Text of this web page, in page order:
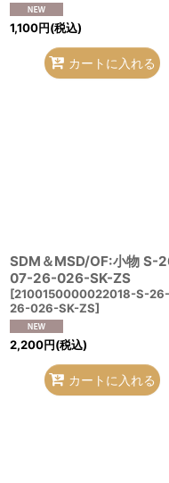
1,100円(税込)
カートに入れる
SDM＆MSD/OF:小物 S-
07-26-026-SK-ZS
[2100150000022018-S-
26-026-SK-ZS]
2,200円(税込)
カートに入れる